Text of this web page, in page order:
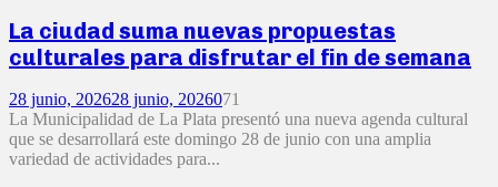
La ciudad suma nuevas propuestas
culturales para disfrutar el fin de semana
28 junio, 202628 junio, 2026071
La Municipalidad de La Plata presentó una nueva agenda cultural
que se desarrollará este domingo 28 de junio con una amplia
variedad de actividades para...